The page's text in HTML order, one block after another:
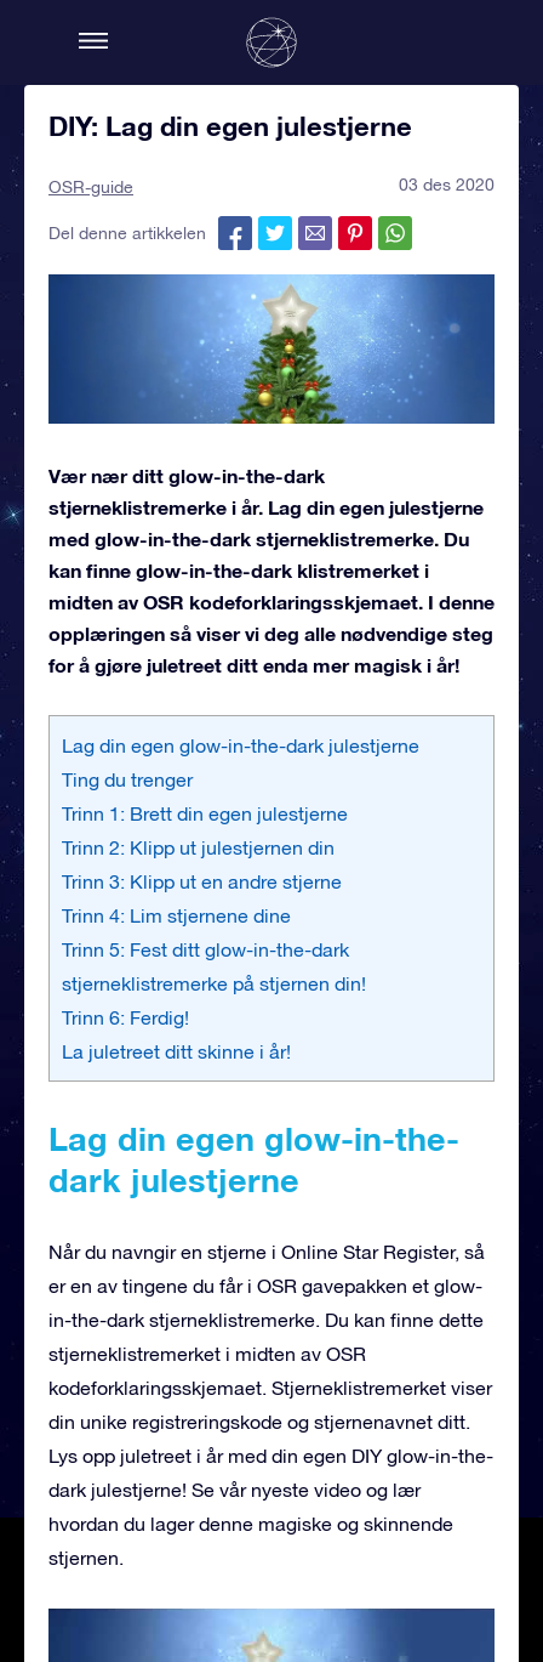
DIY: Lag din egen julestjerne
OSR-guide 03 des 2020
Del denne artikkelen
Vær nær ditt glow-in-the-dark
stjerneklistremerke i år. Lag din egen julestjerne
med glow-in-the-dark stjerneklistremerke. Du
kan finne glow-in-the-dark klistremerket i
midten av OSR kodeforklaringsskjemaet. I denne
opplæringen så viser vi deg alle nødvendige steg
for å gjøre juletreet ditt enda mer magisk i år!
Lag din egen glow-in-the-dark julestjerne
Ting du trenger
Trinn 1: Brett din egen julestjerne
Trinn 2: Klipp ut julestjernen din
Trinn 3: Klipp ut en andre stjerne
Trinn 4: Lim stjernene dine
Trinn 5: Fest ditt glow-in-the-dark
stjerneklistremerke på stjernen din!
Trinn 6: Ferdig!
La juletreet ditt skinne i år!
Lag din egen glow-in-the-
dark julestjerne
Når du navngir en stjerne i Online Star Register, så
er en av tingene du får i OSR gavepakken et glow-
in-the-dark stjerneklistremerke. Du kan finne dette
stjerneklistremerket i midten av OSR
kodeforklaringsskjemaet. Stjerneklistremerket viser
din unike registreringskode og stjernenavnet ditt.
Lys opp juletreet i år med din egen DIY glow-in-the-
dark julestjerne! Se vår nyeste video og lær
hvordan du lager denne magiske og skinnende
stjernen.